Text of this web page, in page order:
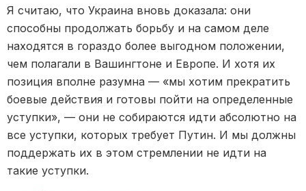
Я считаю, что Украина вновь доказала: они
способны продолжать борьбу и на самом деле
находятся в гораздо более выгодном положении,
чем полагали в Вашингтоне и Европе. И хотя их
позиция вполне разумна — «мы хотим прекратить
боевые действия и готовы пойти на определенные
уступки», — они не собираются идти абсолютно на
все уступки, которых требует Путин. И мы должны
поддержать их в этом стремлении не идти на
такие уступки.